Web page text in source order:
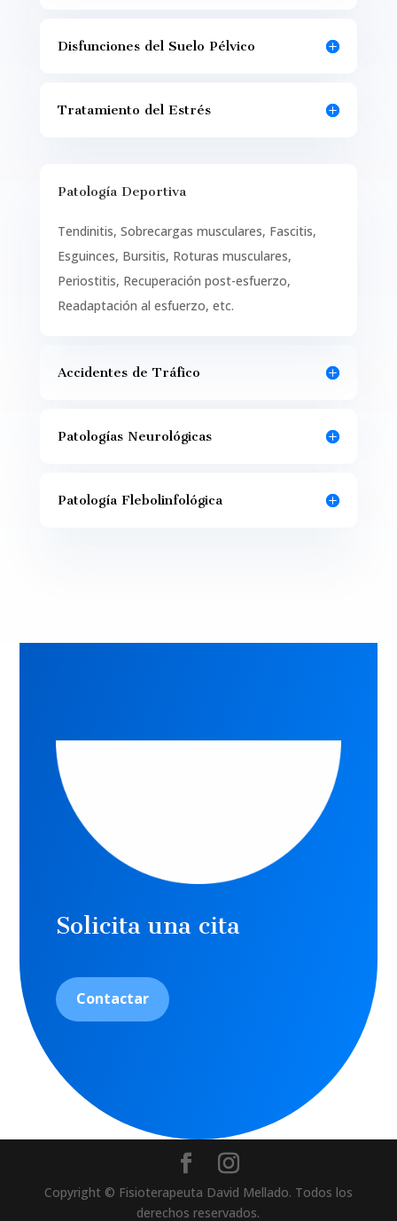
Disfunciones del Suelo Pélvico
Tratamiento del Estrés
Patología Deportiva
Tendinitis, Sobrecargas musculares, Fascitis,
Esguinces, Bursitis, Roturas musculares,
Periostitis, Recuperación post-esfuerzo,
Readaptación al esfuerzo, etc.
Accidentes de Tráfico
Patologías Neurológicas
Patología Flebolinfológica
Solicita una cita
Contactar
Copyright © Fisioterapeuta David Mellado. Todos los
derechos reservados.